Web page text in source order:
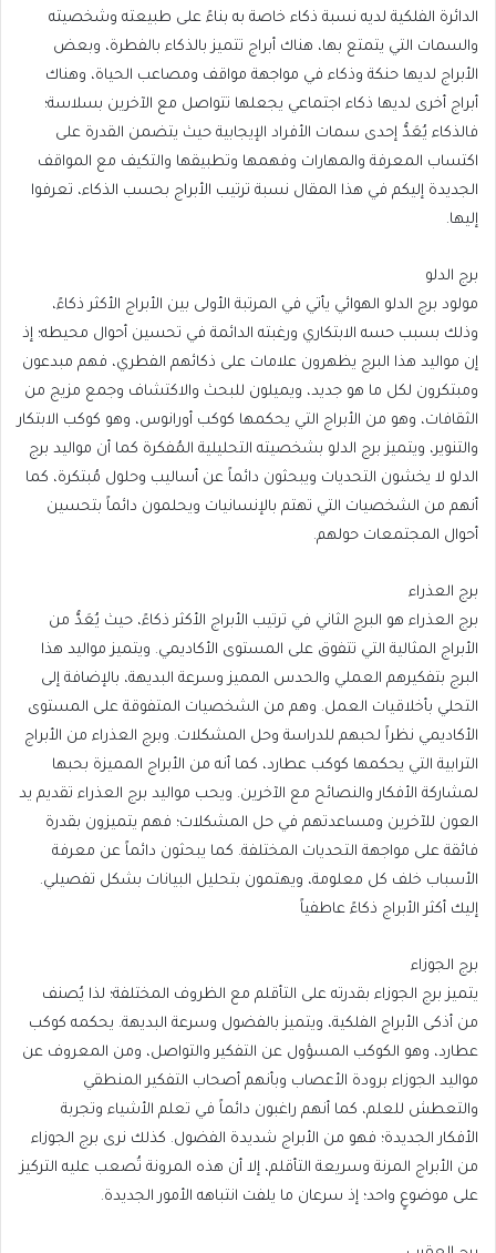
الدائرة الفلكية لديه نسبة ذكاء خاصة به بناءً على طبيعته وشخصيته
والسمات التي يتمتع بها، هناك أبراج تتميز بالذكاء بالفطرة، وبعض
الأبراج لديها حنكة وذكاء في مواجهة مواقف ومصاعب الحياة، وهناك
أبراج أخرى لديها ذكاء اجتماعي يجعلها تتواصل مع الآخرين بسلاسة؛
فالذكاء يُعَدُّ إحدى سمات الأفراد الإيجابية حيث يتضمن القدرة على
اكتساب المعرفة والمهارات وفهمها وتطبيقها والتكيف مع المواقف
الجديدة إليكم في هذا المقال نسبة ترتيب الأبراج بحسب الذكاء، تعرفوا
إليها.
برج الدلو
مولود برج الدلو الهوائي يأتي في المرتبة الأولى بين الأبراج الأكثر ذكاءً،
وذلك بسبب حسه الابتكاري ورغبته الدائمة في تحسين أحوال محيطه؛ إذ
إن مواليد هذا البرج يظهرون علامات على ذكائهم الفطري، فهم مبدعون
ومبتكرون لكل ما هو جديد، ويميلون للبحث والاكتشاف وجمع مزيج من
الثقافات، وهو من الأبراج التي يحكمها كوكب أورانوس، وهو كوكب الابتكار
والتنوير، ويتميز برج الدلو بشخصيته التحليلية المُفكرة كما أن مواليد برج
الدلو لا يخشون التحديات ويبحثون دائماً عن أساليب وحلول مُبتكرة، كما
أنهم من الشخصيات التي تهتم بالإنسانيات ويحلمون دائماً بتحسين
أحوال المجتمعات حولهم.
برج العذراء
برج العذراء هو البرج الثاني في ترتيب الأبراج الأكثر ذكاءً، حيث يُعَدُّ من
الأبراج المثالية التي تتفوق على المستوى الأكاديمي. ويتميز مواليد هذا
البرج بتفكيرهم العملي والحدس المميز وسرعة البديهة، بالإضافة إلى
التحلي بأخلاقيات العمل. وهم من الشخصيات المتفوقة على المستوى
الأكاديمي نظراً لحبهم للدراسة وحل المشكلات. وبرج العذراء من الأبراج
الترابية التي يحكمها كوكب عطارد، كما أنه من الأبراج المميزة بحبها
لمشاركة الأفكار والنصائح مع الآخرين. ويحب مواليد برج العذراء تقديم يد
العون للآخرين ومساعدتهم في حل المشكلات؛ فهم يتميزون بقدرة
فائقة على مواجهة التحديات المختلفة. كما يبحثون دائماً عن معرفة
الأسباب خلف كل معلومة، ويهتمون بتحليل البيانات بشكل تفصيلي.
إليك أكثر الأبراج ذكاءً عاطفياً
برج الجوزاء
يتميز برج الجوزاء بقدرته على التأقلم مع الظروف المختلفة؛ لذا يُصنف
من أذكى الأبراج الفلكية، ويتميز بالفضول وسرعة البديهة. يحكمه كوكب
عطارد، وهو الكوكب المسؤول عن التفكير والتواصل، ومن المعروف عن
مواليد الجوزاء برودة الأعصاب وبأنهم أصحاب التفكير المنطقي
والتعطش للعلم، كما أنهم راغبون دائماً في تعلم الأشياء وتجربة
الأفكار الجديدة؛ فهو من الأبراج شديدة الفضول. كذلك نرى برج الجوزاء
من الأبراج المرنة وسريعة التأقلم، إلا أن هذه المرونة تُصعب عليه التركيز
على موضوعٍ واحد؛ إذ سرعان ما يلفت انتباهه الأمور الجديدة.